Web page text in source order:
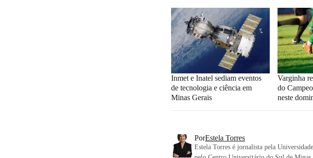
Inmet e Inatel sediam eventos
de tecnologia e ciência em
Minas Gerais
Varginha
do
neste
PorEstela Torres
Estela Torres é jornalista pela